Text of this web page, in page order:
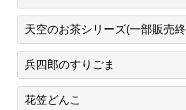
天空のお茶シリーズ(一部販売
兵四郎のすりごま
花笠どんこ